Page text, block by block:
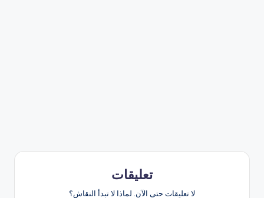
تعليقات
لا تعليقات حتى الآن. لماذا لا تبدأ النقاش؟